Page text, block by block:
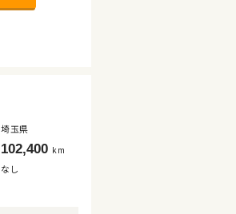
埼玉県
102,400 km
なし